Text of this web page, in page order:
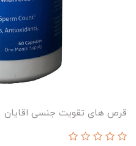
قرص های تقویت جنسی اقایان